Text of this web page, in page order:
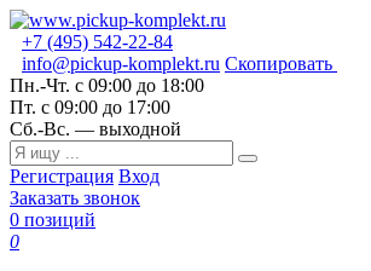
+7 (495) 542-22-84
info@pickup-komplekt.ru Скопировать
Пн.-Чт. с 09:00 до 18:00
Пт. с 09:00 до 17:00
Сб.-Вс. — выходной
Регистрация Вход
Заказать звонок
0 позиций
0